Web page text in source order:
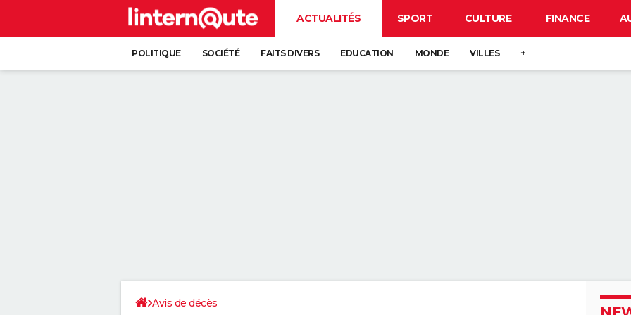
ACTUALITÉS SPORT CULTURE FINANCE
POLITIQUE SOCIÉTÉ FAITS DIVERS EDUCATION MONDE VILLES +
Avis de décès